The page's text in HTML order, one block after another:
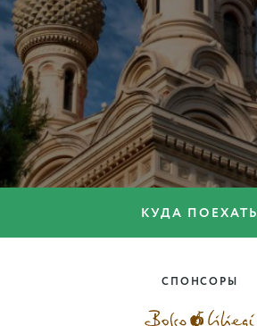
Капрезе до Рима с
Микеланджело
КУДА ПОЕХАТЬ
СПОНСОРЫ